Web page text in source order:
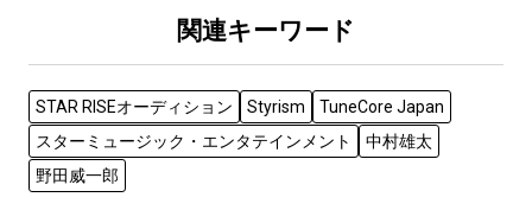
関連キーワード
STAR RISEオーディション Styrism
TuneCore Japan
スターミュージック・エンタテインメント
中村雄太
野田威一郎